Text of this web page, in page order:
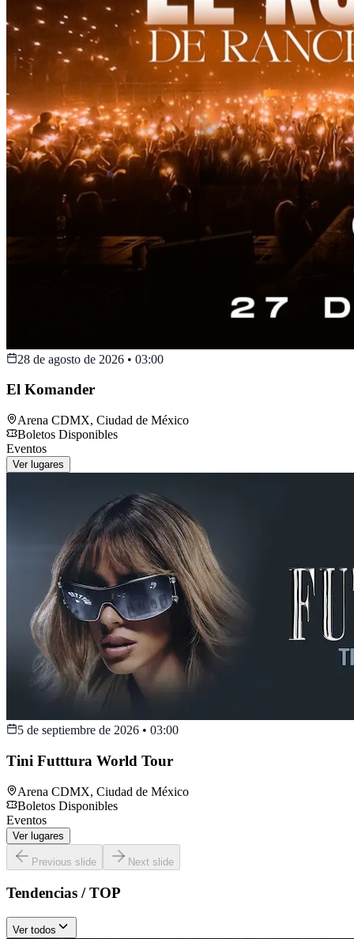
28 de agosto de 2026 • 03:00
El Komander
Arena CDMX, Ciudad de México
Boletos Disponibles
Eventos
Ver lugares
5 de septiembre de 2026 • 03:00
Tini Futttura World Tour
Arena CDMX, Ciudad de México
Boletos Disponibles
Eventos
Ver lugares
Previous slide Next slide
Tendencias / TOP
Ver todos